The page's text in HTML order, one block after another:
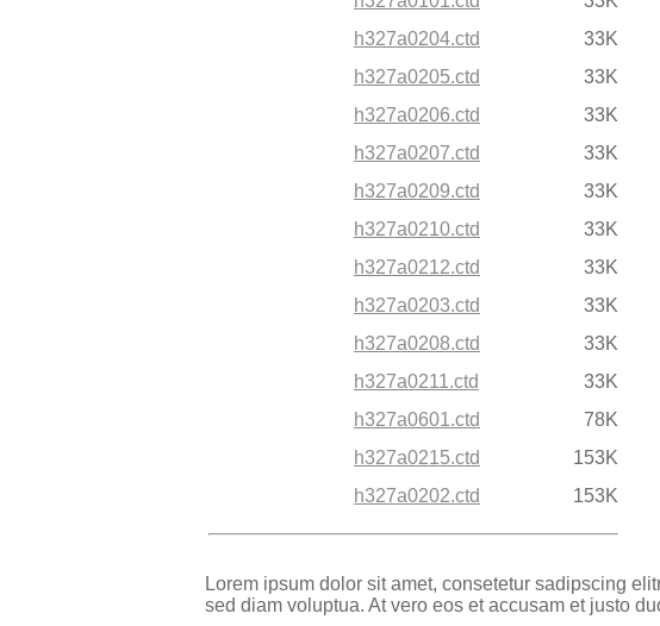
h327a0204.ctd
33K
h327a0205.ctd
33K
h327a0206.ctd
33K
h327a0207.ctd
33K
h327a0209.ctd
33K
h327a0210.ctd
33K
h327a0212.ctd
33K
h327a0203.ctd
33K
h327a0208.ctd
33K
h327a0211.ctd
33K
h327a0601.ctd
78K
h327a0215.ctd
153K
h327a0202.ctd
153K
Lorem ipsum dolor sit amet, consetetur sadipscing
sed diam voluptua. At vero eos et accusam et justo